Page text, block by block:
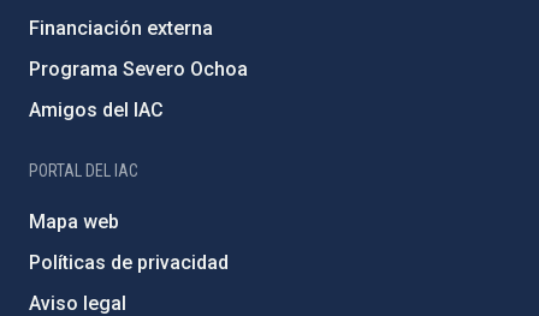
Financiación externa
Programa Severo Ochoa
Amigos del IAC
PORTAL DEL IAC
Mapa web
Políticas de privacidad
Aviso legal